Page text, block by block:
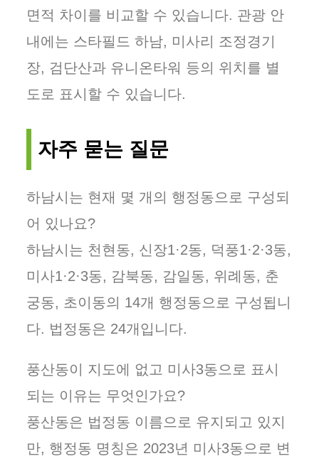
면적 차이를 비교할 수 있습니다. 관광 안
내에는 스타필드 하남, 미사리 조정경기
장, 검단산과 유니온타워 등의 위치를 별
도로 표시할 수 있습니다.
자주 묻는 질문
하남시는 현재 몇 개의 행정동으로 구성되
어 있나요?
하남시는 천현동, 신장1·2동, 덕풍1·2·3동,
미사1·2·3동, 감북동, 감일동, 위례동, 춘
궁동, 초이동의 14개 행정동으로 구성됩니
다. 법정동은 24개입니다.
풍산동이 지도에 없고 미사3동으로 표시
되는 이유는 무엇인가요?
풍산동은 법정동 이름으로 유지되고 있지
만, 행정동 명칭은 2023년 미사3동으로 변